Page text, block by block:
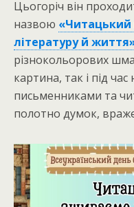
Цьогоріч він
назвою
літературу й
різнокольорових
картина, так і під
письменниками та
полотно думок,